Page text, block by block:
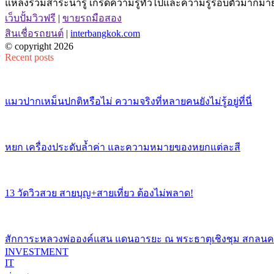
แหล่งรวมสาระน่ารู้ เกร็ดความรู้ทั่วไปและความรู้รอบตัวมากม
เว็บปั้มวิวฟรี | ขายรถมือสอง
สินเชื่อรถยนต์ | interbangkok.com
© copyright 2026
Recent posts
แมวปากเหม็นปกติหรือไม่ ความจริงที่หลายคนยังไม่รู้อยู่ที่นี่
หยก เครื่องประดับล้ำค่า และความหมายของหยกแต่ละสี
13 วัดวิวสวย สายบุญ+สายเที่ยว ต้องไม่พลาด!
สักการะหลวงพ่อองค์แสน แดนอารยะ ณ พระธาตุเชิงชุม สกลน
INVESTMENT
IT